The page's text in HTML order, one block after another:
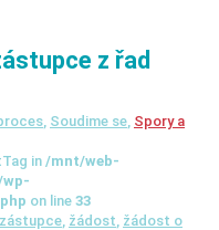
z řad
, Soudime se, Spory a
in/mnt/web-
on line 33
, žádost, žádost o